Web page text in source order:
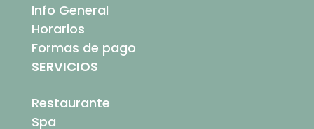
Info General
Horarios
Formas de pago
SERVICIOS
Restaurante
Spa